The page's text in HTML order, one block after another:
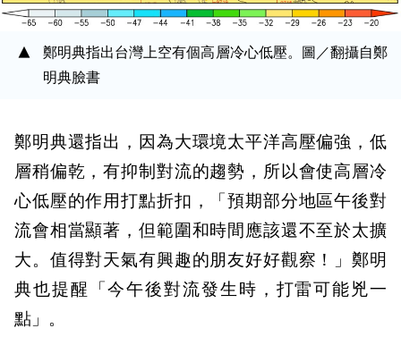
鄭明典指出台灣上空有個高層冷心低壓。圖／翻攝自鄭
明典臉書
鄭明典還指出，因為大環境太平洋高壓偏強，低
層稍偏乾，有抑制對流的趨勢，所以會使高層冷
心低壓的作用打點折扣，「預期部分地區午後對
流會相當顯著，但範圍和時間應該還不至於太擴
大。值得對天氣有興趣的朋友好好觀察！」鄭明
典也提醒「今午後對流發生時，打雷可能兇一
點」。